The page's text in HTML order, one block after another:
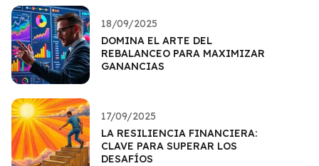
18/09/2025
DOMINA EL ARTE DEL
REBALANCEO PARA MAXIMIZAR
GANANCIAS
17/09/2025
LA RESILIENCIA FINANCIERA:
CLAVE PARA SUPERAR LOS
DESAFÍOS